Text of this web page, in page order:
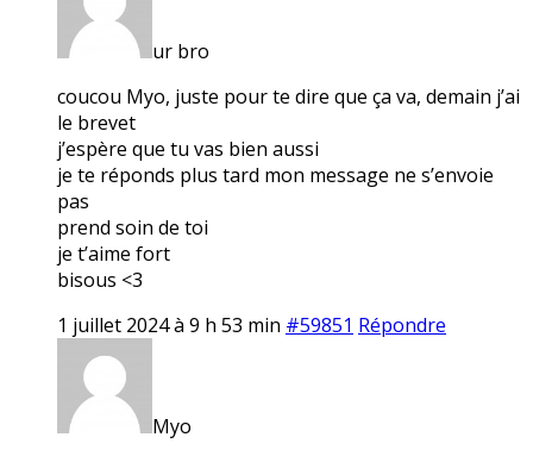
ur bro
coucou Myo, juste pour te dire que ça va, demain j’ai
le brevet
j’espère que tu vas bien aussi
je te réponds plus tard mon message ne s’envoie
pas
prend soin de toi
je t’aime fort
bisous <3
1 juillet 2024 à 9 h 53 min #59851 Répondre
Myo